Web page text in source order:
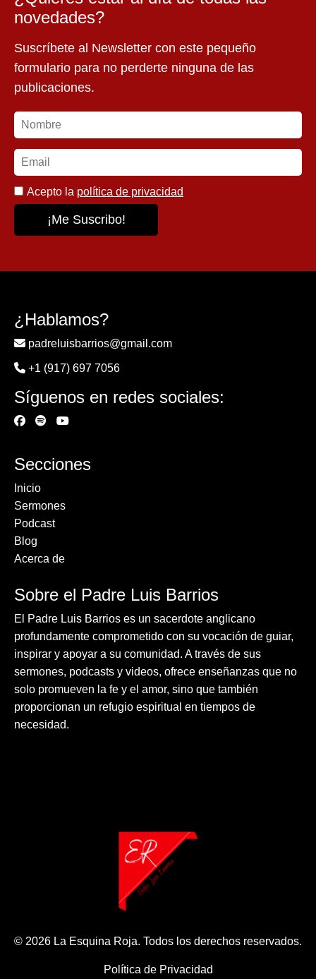
novedades?
Suscríbete al Newsletter con este pequeño
formulario para no perderte ninguna de las
publicaciones.
Acepto la política de privacidad
¿Hablamos?
padreluisbarrios@gmail.com
+1 (917) 697 7056
Síguenos en redes sociales:
Secciones
Inicio
Sermones
Podcast
Blog
Acerca de
Sobre el Padre Luis Barrios
El Padre Luis Barrios es un sacerdote anglicano
profundamente comprometido con su vocación de guiar,
inspirar y apoyar a su comunidad. A través de sus
sermones, podcasts y videos, ofrece enseñanzas que no
solo promueven la fe y el amor, sino que también
proporcionan un refugio espiritual en tiempos de
necesidad.
© 2026 La Esquina Roja. Todos los derechos reservados.
Política de Privacidad